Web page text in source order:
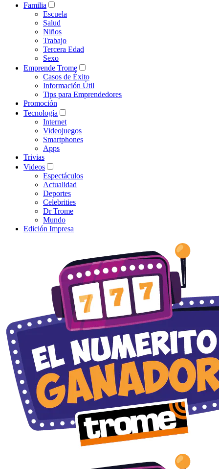
Familia
Escuela
Salud
Niños
Trabajo
Tercera Edad
Sexo
Emprende Trome
Casos de Éxito
Información Útil
Tips para Emprendedores
Promoción
Tecnología
Internet
Videojuegos
Smartphones
Apps
Trivias
Videos
Espectáculos
Actualidad
Deportes
Celebrities
Dr Trome
Mundo
Edición Impresa